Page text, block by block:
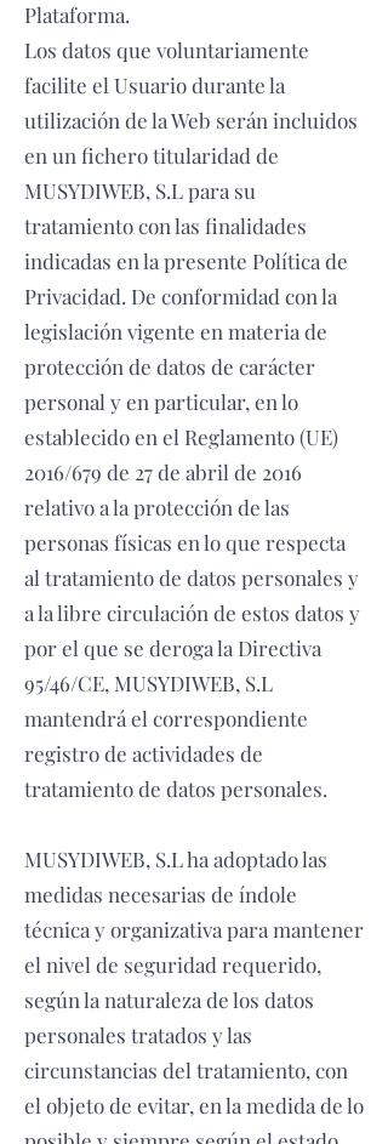
Plataforma.
Los datos que voluntariamente
facilite el Usuario durante la
utilización de la Web serán incluidos
en un fichero titularidad de
MUSYDIWEB, S.L para su
tratamiento con las finalidades
indicadas en la presente Política de
Privacidad. De conformidad con la
legislación vigente en materia de
protección de datos de carácter
personal y en particular, en lo
establecido en el Reglamento (UE)
2016/679 de 27 de abril de 2016
relativo a la protección de las
personas físicas en lo que respecta
al tratamiento de datos personales y
a la libre circulación de estos datos y
por el que se deroga la Directiva
95/46/CE, MUSYDIWEB, S.L
mantendrá el correspondiente
registro de actividades de
tratamiento de datos personales.
MUSYDIWEB, S.L ha adoptado las
medidas necesarias de índole
técnica y organizativa para mantener
el nivel de seguridad requerido,
según la naturaleza de los datos
personales tratados y las
circunstancias del tratamiento, con
el objeto de evitar, en la medida de lo